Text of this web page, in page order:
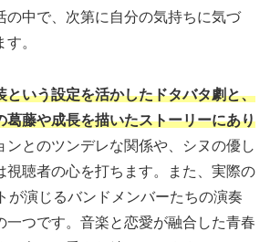
の中で、次第に自分の気持ちに気づ
。
という設定を活かしたドタバタ劇と、
葛藤や成長を描いたストーリーにあり
ンとのツンデレな関係や、シヌの優し
視聴者の心を打ちます。また、実際の
が演じるバンドメンバーたちの演奏
一つです。音楽と恋愛が融合した青春